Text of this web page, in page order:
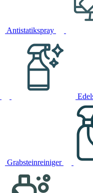
Antistatikspray
Grabsteinreiniger